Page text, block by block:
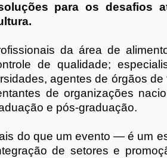
para os desafios
da área de
de qualidade;
agentes de órgãos
de organizações
e pós-graduação.
do que um evento — é um
de setores e